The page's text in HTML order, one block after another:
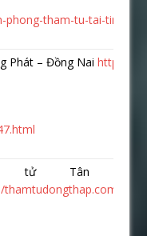
tham-tu-tai-tinh-
Phát – Đồng Naihttps://
tử Tân